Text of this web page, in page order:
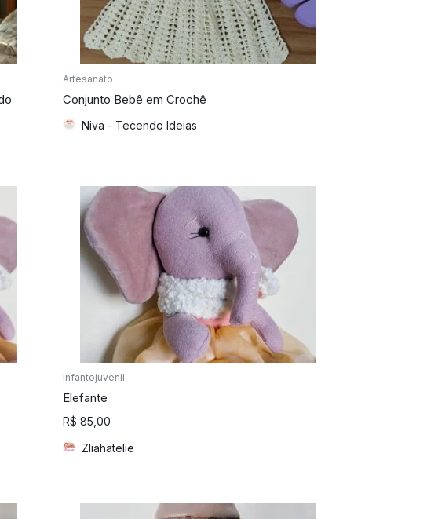
Artesanato
Conjunto Bebê em Crochê
Niva - Tecendo Ideias
Infantojuvenil
Elefante
R$ 85,00
Zliahatelie